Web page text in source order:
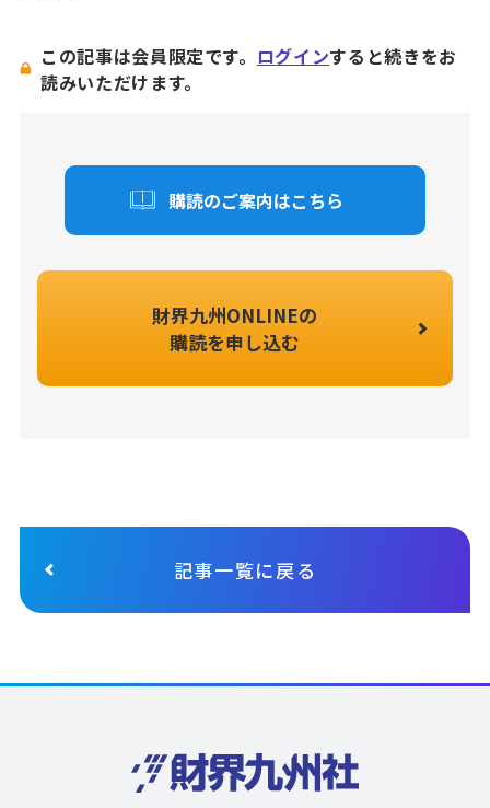
この記事は会員限定です。 ログインすると続きをお
読みいただけます。
購読のご案内はこちら
財界九州ONLINEの
購読を申し込む
記事一覧に戻る